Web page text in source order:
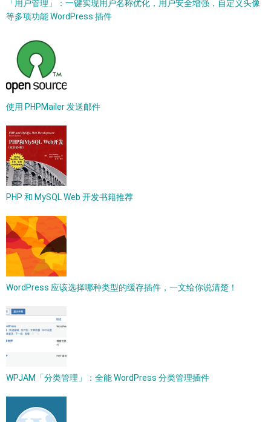
「用户管理」：一键实现用户名称优化，用户安全增强，自定义头像
等多项功能 WordPress 插件
使用 PHPMailer 发送邮件
PHP 和 MySQL Web 开发书籍推荐
WordPress 应该选择哪种类型的缓存插件，一文给你说清楚！
WPJAM「分类管理」：全能 WordPress 分类管理插件